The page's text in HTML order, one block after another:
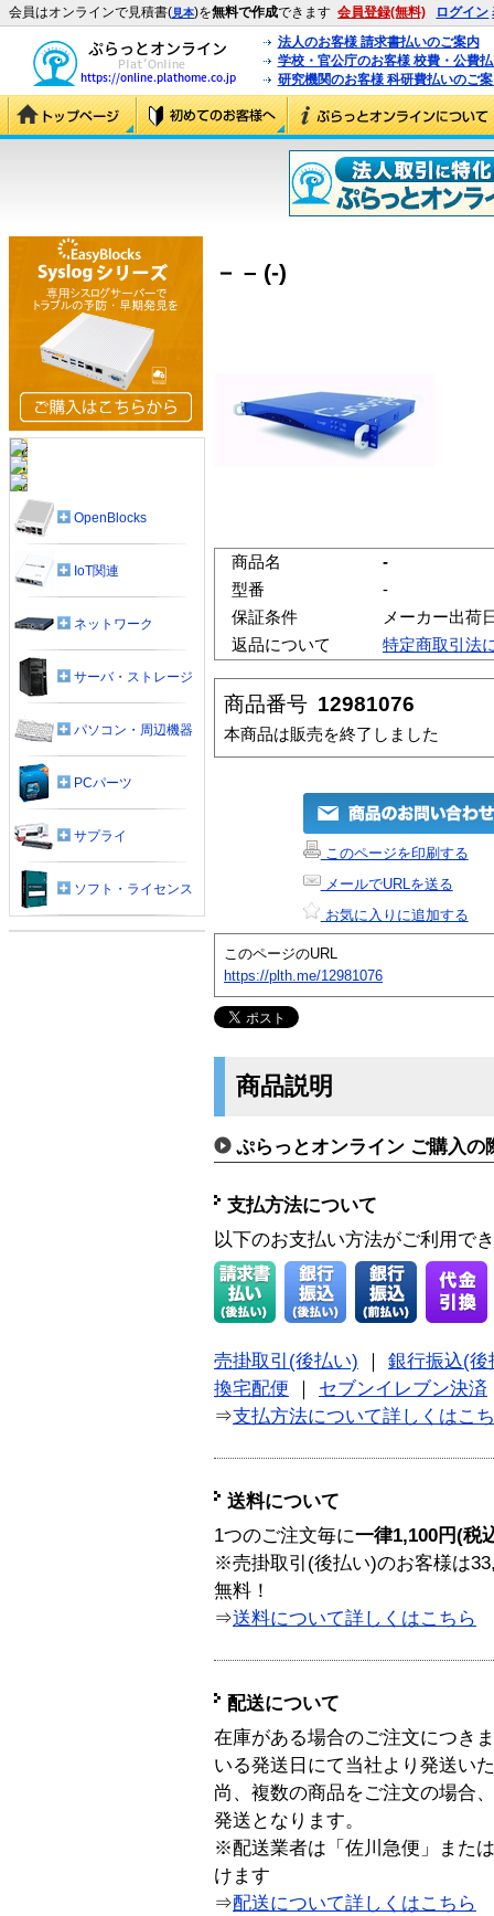
会員はオンラインで見積書(見本)を無料で作成できます 会員登録(無料) ログイン
法人のお客様 請求書払いのご案内
学校・官公庁のお客様 校費・公費
研究機関のお客様 科研費払いのご
－ – (-)
商品名
-
型番
-
保証条件
メーカー出荷
返品について
特定商取引法
商品番号 12981076
本商品は販売を終了しました
このページを印刷する
メールでURLを送る
お気に入りに追加する
このページのURL
https://plth.me/12981076
商品説明
ぷらっとオンライン ご購入の
支払方法について
以下のお支払い方法がご利用で
売掛取引(後払い)
銀行振込(後
換宅配便
セブンイレブン決済
⇒支払方法について詳しくはこ
送料について
1つのご注文毎に一律1,100円(税
※売掛取引(後払い)のお客様は
無料！
⇒送料について詳しくはこちら
配送について
在庫がある場合のご注文につき
いる発送日にて当社より発送い
尚、複数の商品をご注文の場合
発送となります。
※配送業者は「佐川急便」また
けます
⇒配送について詳しくはこちら
OpenBlocks
IoT関連
ネットワーク
サーバ・ストレージ
パソコン・周辺機器
PCパーツ
サプライ
ソフト・ライセンス